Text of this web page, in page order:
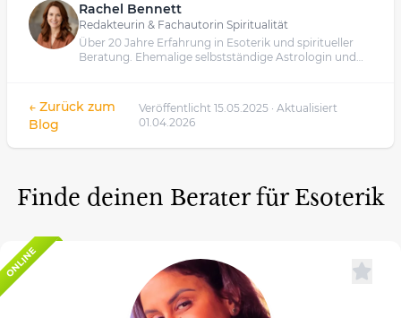
Rachel Bennett
Redakteurin & Fachautorin Spiritualität
Über 20 Jahre Erfahrung in Esoterik und spiritueller
Beratung. Ehemalige selbstständige Astrologin und
← Zurück zum
Blog
Veröffentlicht 15.05.2025 · Aktualisiert
01.04.2026
Finde deinen Berater für Esoterik
ONLINE